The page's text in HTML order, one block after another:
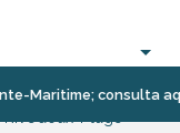
Maritime; consulta